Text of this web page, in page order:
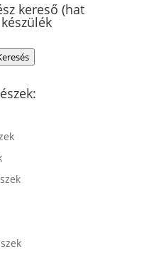
kereső (hat